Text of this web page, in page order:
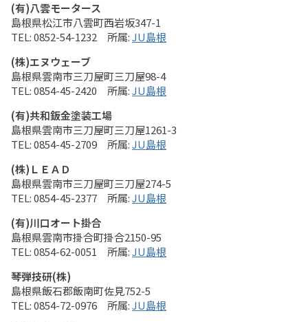
(有)八雲モータース
島根県松江市八雲町西岩坂347-1
0852-54-1232
JU島根
(株)エヌウェーブ
島根県雲南市三刀屋町三刀屋98-4
0854-45-2420
JU島根
(有)共和鈑金塗装工場
島根県雲南市三刀屋町三刀屋1261-3
0854-45-2709
JU島根
(株)ＬＥＡＤ
島根県雲南市三刀屋町三刀屋274-5
0854-45-2377
JU島根
(有)川口オート掛合
島根県雲南市掛合町掛合2150-95
0854-62-0051
JU島根
琴弾技研(株)
島根県飯石郡飯南町佐見752-5
0854-72-0976
JU島根